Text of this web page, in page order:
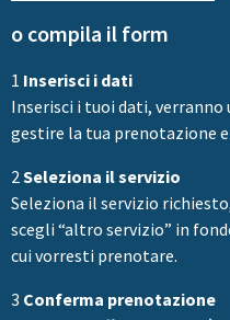
o compila il form
1 Inserisci i dati
Inserisci i tuoi dati,
gestire la tua prenotazione
2 Seleziona il servizio
Seleziona il servizio
scegli “altro servizio” in
cui vorresti prenotare.
3 Conferma prenotazione